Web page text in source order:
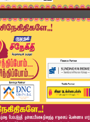
ஸ்டோரி
| Shikhar Dhawan |